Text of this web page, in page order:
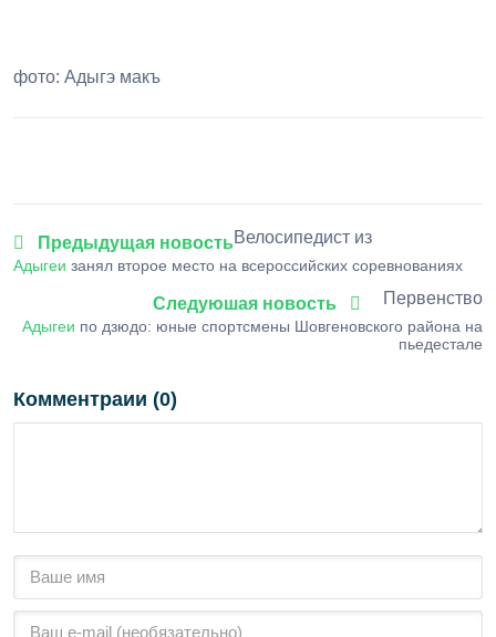
фото: Адыгэ макъ
Предыдущая новостьВелосипедист из
Адыгеи занял второе место на всероссийских соревнованиях
Следуюшая новость Первенство
Адыгеи по дзюдо: юные спортсмены Шовгеновского района на
пьедестале
Комментраии (0)